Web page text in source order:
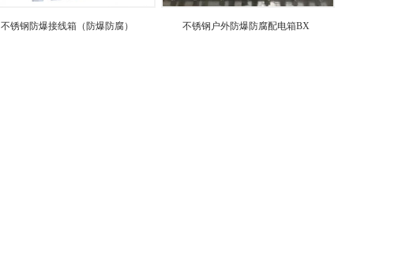
不锈钢防爆接线箱（防爆防腐） 不锈钢户外防爆防腐配电箱BX